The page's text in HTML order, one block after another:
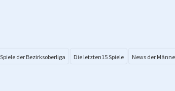
der Bezirksoberliga Die letzten15 Spiele News der